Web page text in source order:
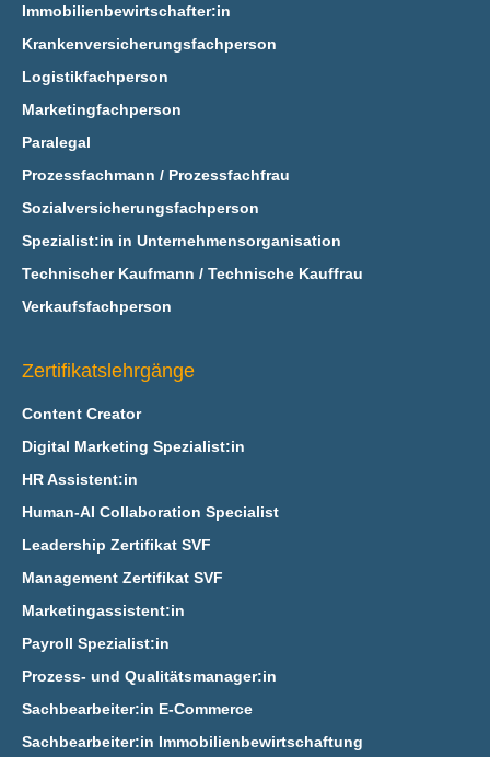
Immobilienbewirtschafter:in
Krankenversicherungsfachperson
Logistikfachperson
Marketingfachperson
Paralegal
Prozessfachmann / Prozessfachfrau
Sozialversicherungsfachperson
Spezialist:in in Unternehmensorganisation
Technischer Kaufmann / Technische Kauffrau
Verkaufsfachperson
Zertifikatslehrgänge
Content Creator
Digital Marketing Spezialist:in
HR Assistent:in
Human-AI Collaboration Specialist
Leadership Zertifikat SVF
Management Zertifikat SVF
Marketingassistent:in
Payroll Spezialist:in
Prozess- und Qualitätsmanager:in
Sachbearbeiter:in E‑Commerce
Sachbearbeiter:in Immobilienbewirtschaftung